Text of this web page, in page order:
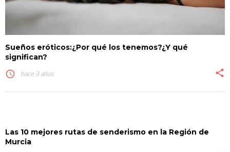
Sueños eróticos:¿Por qué los tenemos?¿Y qué
significan?
access_time hace 3 años share
Las 10 mejores rutas de senderismo en la Región de
Murcia